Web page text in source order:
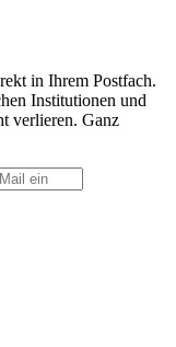
in Ihrem Postfach.
Institutionen und
verlieren. Ganz